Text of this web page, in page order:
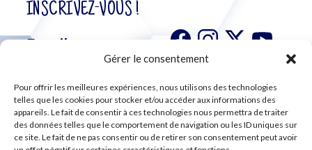
Gérer le consentement
Pour offrir les meilleures expériences, nous utilisons des technologies
telles que les cookies pour stocker et/ou accéder aux informations des
appareils. Le fait de consentir à ces technologies nous permettra de traiter
des données telles que le comportement de navigation ou les ID uniques sur
ce site. Le fait de ne pas consentir ou de retirer son consentement peut avoir
INSCRIVEZ-VOUS !
S'abonner à
notre
newsletter